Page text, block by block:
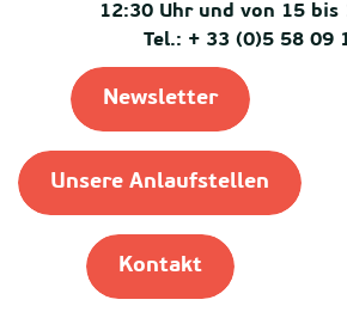
12:30 Uhr und von 15 bis
Tel.: + 33 (0)5 58 09
Newsletter
Unsere Anlaufstellen
Kontakt